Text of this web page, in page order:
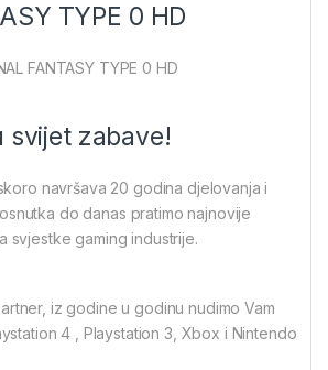
TYPE 0 HD
FANTASY TYPE 0 HD
svijet zabave!
navršava 20 godina djelovanja i
do danas pratimo najnovije
svjestke gaming industrije.
iz godine u godinu nudimo Vam
4 , Playstation 3, Xbox i Nintendo